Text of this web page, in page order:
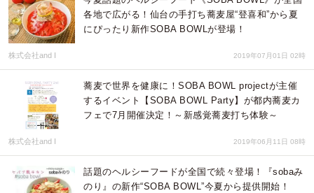
各地で広がる！仙台の手打ち蕎麦屋“登喜和”から夏
にぴったり新作SOBA BOWLが登場！
株式会社and I 2019年07月01日 02時
蕎麦で世界を健康に！SOBA BOWL projectが主催
するイベント【SOBA BOWL Party】が都内蕎麦カ
フェで7月開催決定！～新感覚蕎麦打ち体験～
株式会社and I 2019年06月11日 08時
話題のヘルシーフードが全国で続々登場！『sobaみ
のり』の新作“SOBA BOWL”今夏から提供開始！